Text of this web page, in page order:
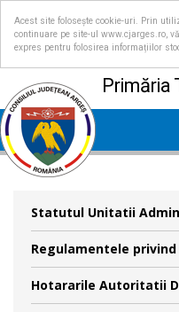
Acest site folosește cookie-uri. Prin
continuare pe site-ul www.cjarges.ro,
expres pentru folosirea informațiilor
Primăria
Statutul Unitatii
Regulamentele
Hotararile Autoritatii